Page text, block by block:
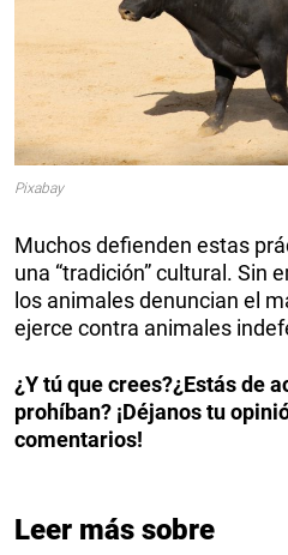
Pixabay
Muchos defienden estas
una “tradición” cultural. Sin
los animales denuncian el
ejerce contra animales
¿Y tú que crees?¿Estás de
prohíban? ¡Déjanos tu
comentarios!
Leer más sobre